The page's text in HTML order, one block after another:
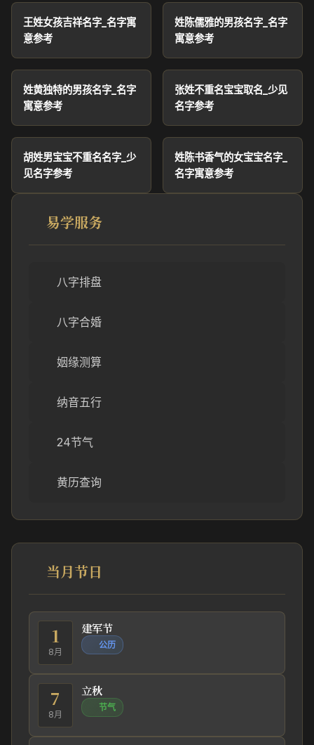
王姓女孩吉祥名字_名字寓
意参考
姓陈儒雅的男孩名字_名字
寓意参考
姓黄独特的男孩名字_名字
寓意参考
张姓不重名宝宝取名_少见
名字参考
胡姓男宝宝不重名名字_少
见名字参考
姓陈书香气的女宝宝名字_
名字寓意参考
易学服务
八字排盘
八字合婚
姻缘测算
纳音五行
24节气
黄历查询
当月节日
1
8月
建军节
公历
7
8月
立秋
节气